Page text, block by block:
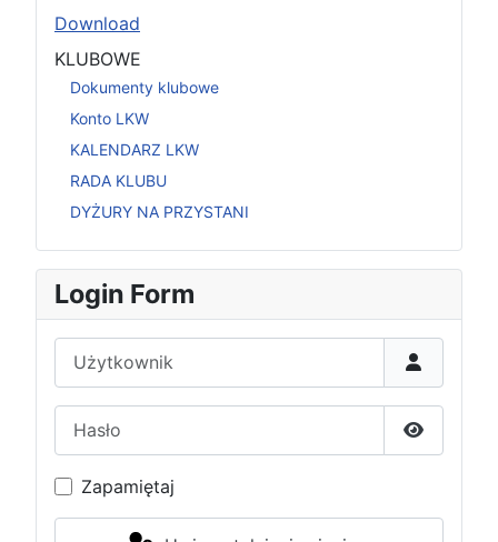
Download
KLUBOWE
Dokumenty klubowe
Konto LKW
KALENDARZ LKW
RADA KLUBU
DYŻURY NA PRZYSTANI
Login Form
Pokaż
Zapamiętaj